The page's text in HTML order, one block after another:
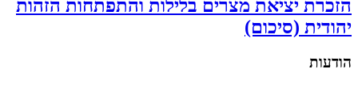
הזכרת יציאת מצרים בלילות והתפתחות הזהות
יהודית (סיכום)
הודעות